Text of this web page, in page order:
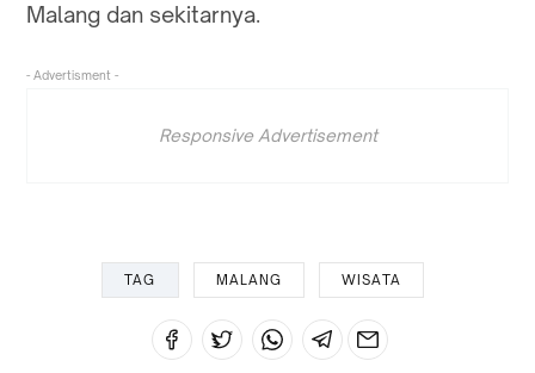
Malang dan sekitarnya.
- Advertisment -
Responsive Advertisement
TAG MALANG WISATA